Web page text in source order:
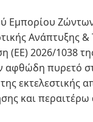
Εμπορίου
Ανάπτυξης
2026/1038
αφθώδη πυρετό
εκτελεστικής
και